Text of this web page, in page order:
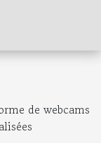
de webcams